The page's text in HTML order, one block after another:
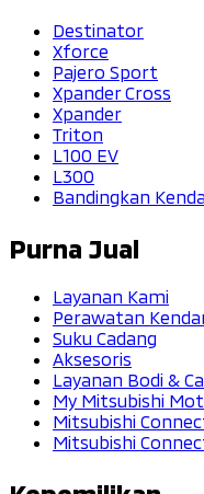
Destinator
Xforce
Pajero Sport
Xpander Cross
Xpander
Triton
L100 EV
L300
Bandingkan
Purna Jual
Layanan Kami
Perawatan
Suku Cadang
Aksesoris
Layanan Bodi &
My Mitsubishi
Mitsubishi
Mitsubishi